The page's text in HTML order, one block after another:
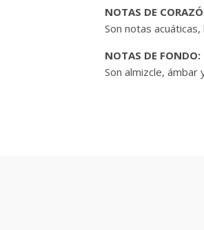
NOTAS DE
Son notas
NOTAS DE FONDO:
Son almizcle, ámbar